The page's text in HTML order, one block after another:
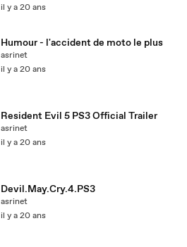
il y a 20 ans
Humour - l'accident de moto le plus
asrinet
il y a 20 ans
Resident Evil 5 PS3 Official Trailer
asrinet
il y a 20 ans
Devil.May.Cry.4.PS3
asrinet
il y a 20 ans